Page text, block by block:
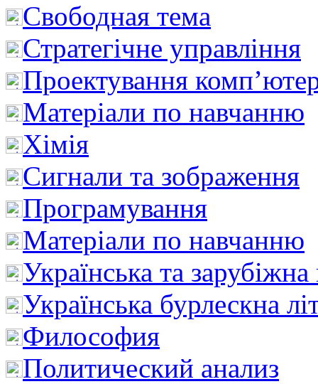
Свободная тема
Стратегічне управління
Проектування
Матеріали по навчанню
Хімія
Сигнали та зображення
Програмування
Матеріали по навчанню
Українська та зарубіжна
Українська бурлескна
Философия
Политический анализ